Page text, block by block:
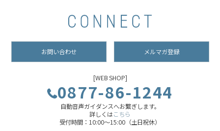
お問い合わせ メルマガ登録
[WEB SHOP]
0877-86-1244
自動音声ガイダンスへお繋ぎします。
詳しくはこちら
受付時間：10:00～15:00（土日祝休）